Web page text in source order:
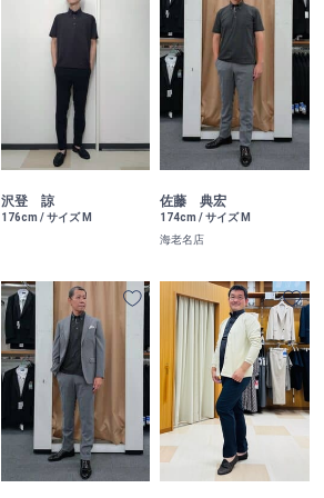
沢登 諒
176cm / サイズ M
佐藤 典宏
174cm / サイズ M
海老名店